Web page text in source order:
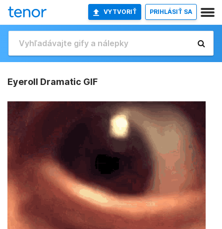
VYTVORIŤ PRIHLÁSIŤ SA
Eyeroll Dramatic GIF